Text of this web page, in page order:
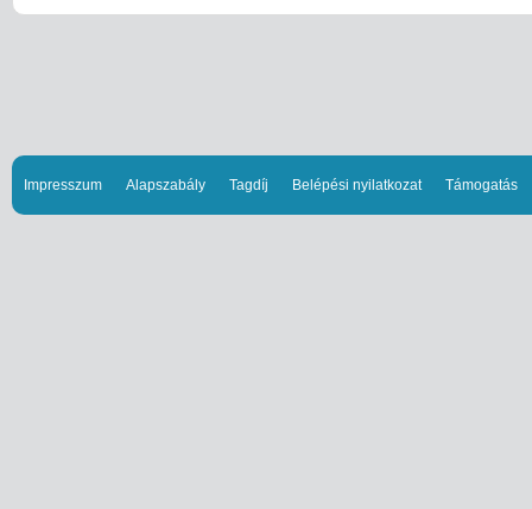
Impresszum Alapszabály Tagdíj Belépési nyilatkozat Támogatás